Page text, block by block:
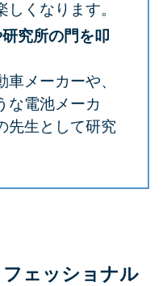
くなります。
究所の門を叩
車メーカーや、
な電池メーカ
先生として研究
ェッショナル